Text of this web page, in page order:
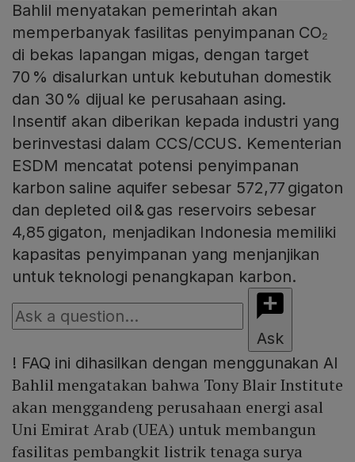
Bahlil menyatakan pemerintah akan
memperbanyak fasilitas penyimpanan CO₂
di bekas lapangan migas, dengan target
70 % disalurkan untuk kebutuhan domestik
dan 30 % dijual ke perusahaan asing.
Insentif akan diberikan kepada industri yang
berinvestasi dalam CCS/CCUS. Kementerian
ESDM mencatat potensi penyimpanan
karbon saline aquifer sebesar 572,77 gigaton
dan depleted oil & gas reservoirs sebesar
4,85 gigaton, menjadikan Indonesia memiliki
kapasitas penyimpanan yang menjanjikan
untuk teknologi penangkapan karbon.
Ask
! FAQ ini dihasilkan dengan menggunakan AI
Bahlil mengatakan bahwa Tony Blair Institute
akan menggandeng perusahaan energi asal
Uni Emirat Arab (UEA) untuk membangun
fasilitas pembangkit listrik tenaga surya